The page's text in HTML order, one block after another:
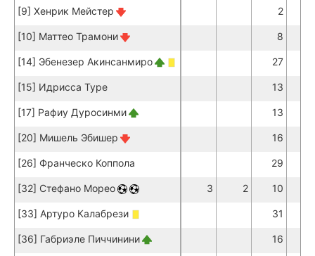
[9] Хенрик Мейстер 2
[10] Маттео Трамони 8
[14] Эбенезер Акинсанмиро 27
[15] Идрисса Туре 13
[17] Рафиу Дуросинми 13
[20] Мишель Эбишер 16
[26] Франческо Коппола 29
[32] Стефано Морео 3 2 10
[33] Артуро Калабрези 31
[36] Габриэле Пиччинини 16